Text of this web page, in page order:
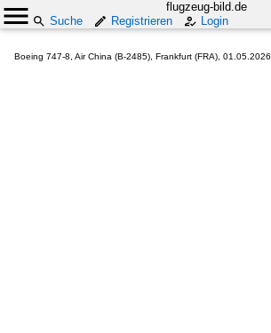
flugzeug-bild.de
Suche
Registrieren Login
Boeing 747-8, Air China (B-2485), Frankfurt (FRA), 01.05.2026